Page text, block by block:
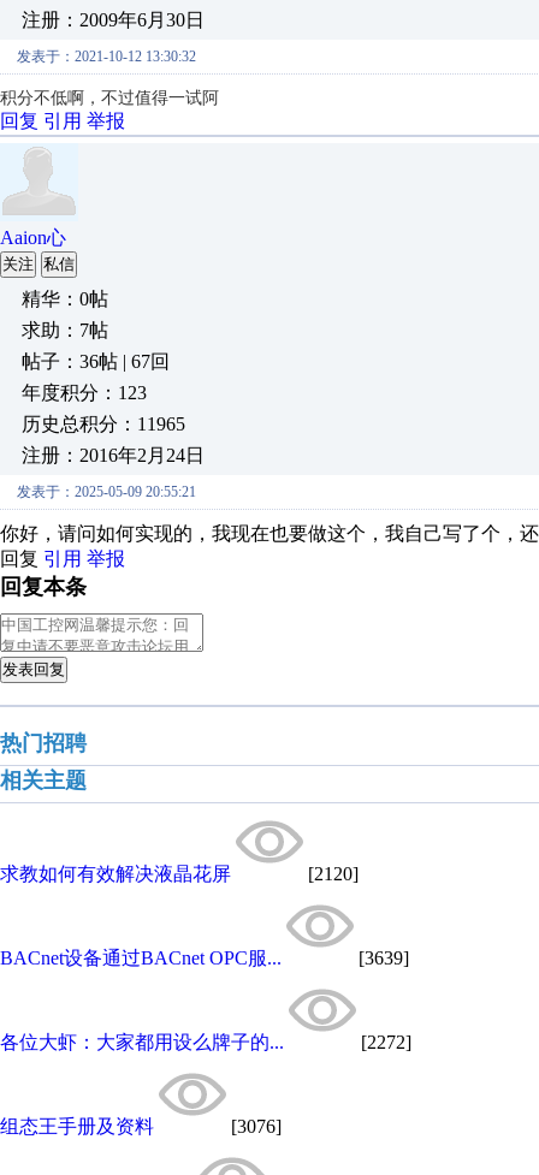
注册：2009年6月30日
发表于：2021-10-12 13:30:32
积分不低啊，不过值得一试阿
回复 引用 举报
Aaion心
关注 私信
精华：0帖
求助：7帖
帖子：36帖 | 67回
年度积分：123
历史总积分：11965
注册：2016年2月24日
发表于：2025-05-09 20:55:21
你好，请问如何实现的，我现在也要做这个，我自己写了个，
回复 引用 举报
回复本条
发表回复
热门招聘
相关主题
求教如何有效解决液晶花屏 [2120]
BACnet设备通过BACnet OPC服... [3639]
各位大虾：大家都用设么牌子的... [2272]
组态王手册及资料 [3076]